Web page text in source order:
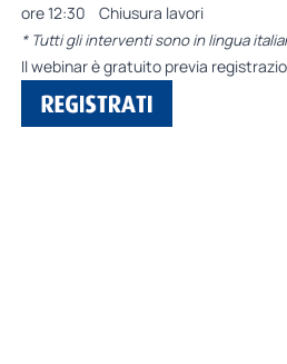
ore 12:30 Chiusura lavori
* Tutti gli interventi sono in lingua
Il webinar è gratuito previa